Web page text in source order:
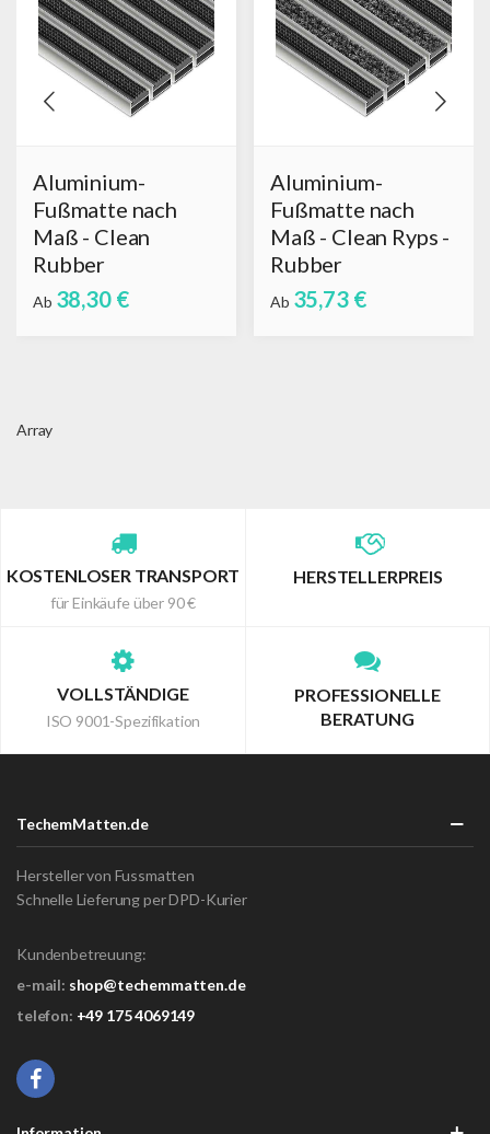
Aluminium-
Fußmatte nach
Maß - Clean
Rubber
Ab 38,30 €
Aluminium-
Fußmatte nach
Maß - Clean Ryps -
Rubber
Ab 35,73 €
Array
KOSTENLOSER TRANSPORT
für Einkäufe über 90 €
HERSTELLERPREIS
VOLLSTÄNDIGE
ISO 9001-Spezifikation
PROFESSIONELLE
BERATUNG
TechemMatten.de
Hersteller von Fussmatten
Schnelle Lieferung per DPD-Kurier
Kundenbetreuung:
e-mail: shop@techemmatten.de
telefon: +49 175 4069149